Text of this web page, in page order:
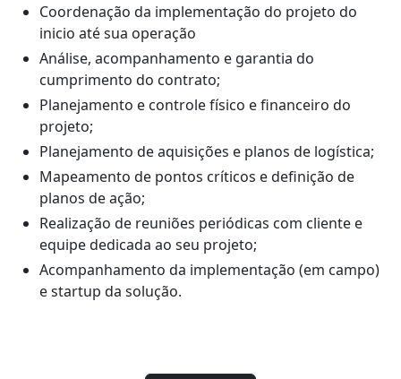
Coordenação da implementação do projeto do
inicio até sua operação
Análise, acompanhamento e garantia do
cumprimento do contrato;
Planejamento e controle físico e financeiro do
projeto;
Planejamento de aquisições e planos de logística;
Mapeamento de pontos críticos e definição de
planos de ação;
Realização de reuniões periódicas com cliente e
equipe dedicada ao seu projeto;
Acompanhamento da implementação (em campo)
e startup da solução.